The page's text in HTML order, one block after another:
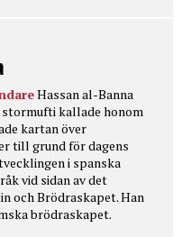
Hassan al-Banna
stormufti kallade honom
kartan över
till grund för dagens
i spanska
vid sidan av det
och Brödraskapet. Han
brödraskapet.